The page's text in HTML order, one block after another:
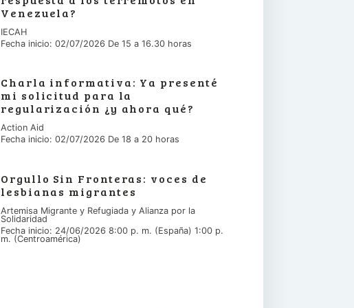
Venezuela?
IECAH
Fecha inicio: 02/07/2026 De 15 a 16.30 horas
Charla informativa: Ya presenté
mi solicitud para la
regularización ¿y ahora qué?
Action Aid
Fecha inicio: 02/07/2026 De 18 a 20 horas
Orgullo Sin Fronteras: voces de
lesbianas migrantes
Artemisa Migrante y Refugiada y Alianza por la
Solidaridad
Fecha inicio: 24/06/2026 8:00 p. m. (España) 1:00 p.
m. (Centroamérica)